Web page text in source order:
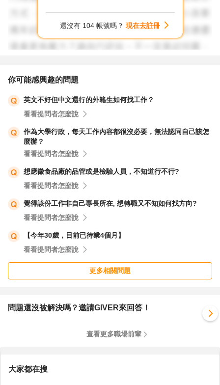
對方的休養不是你能控制的，
把心力花在學習上，
你只要願意花時間自學，
搞不好半年、1年後後，
是你反過來跟對方說：
"這個功能那麼簡單，你怎麼連這個都不會？"
祝 工作順利
還沒有 104 帳號嗎？ 現在去註冊
你可能感興趣的問題
英文不好但中文還行的外籍生如何找工作？
看看提問者怎麼說
作為大學行政，每天工作內容都很沒必要，無法認同自己該怎
麼辦？
看看提問者怎麼說
想應徵食品廠的品管或是檢驗人員，不知道行不行?
看看提問者怎麼說
覺得該份工作非自己專長所在, 想轉職又不知如何找方向?
看看提問者怎麼說
【今年30歲，目前已待業4個月】
看看提問者怎麼說
更多相關問題
問題還沒被解決嗎？邀請GIVER來回答！
查看更多職場前輩
大家都在搜